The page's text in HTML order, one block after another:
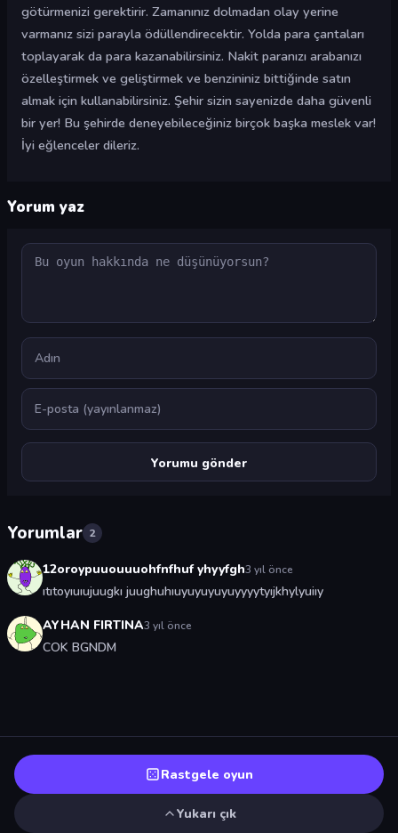
götürmenizi gerektirir. Zamanınız dolmadan olay yerine
varmanız sizi parayla ödüllendirecektir. Yolda para çantaları
toplayarak da para kazanabilirsiniz. Nakit paranızı arabanızı
özelleştirmek ve geliştirmek ve benzininiz bittiğinde satın
almak için kullanabilirsiniz. Şehir sizin sayenizde daha güvenli
bir yer! Bu şehirde deneyebileceğiniz birçok başka meslek var!
İyi eğlenceler dileriz.
Yorum yaz
Yorum
Ad
E-posta
Yorumlar 2
12oroypuuouuuohfnfhuf yhyyfgh3 yıl önce
ıtıtoyıuıujuugkı juughuhıuyuyuyuyuyyyytyıjkhylyuiıy
AYHAN FIRTINA3 yıl önce
COK BGNDM
Rastgele oyun
Yukarı çık